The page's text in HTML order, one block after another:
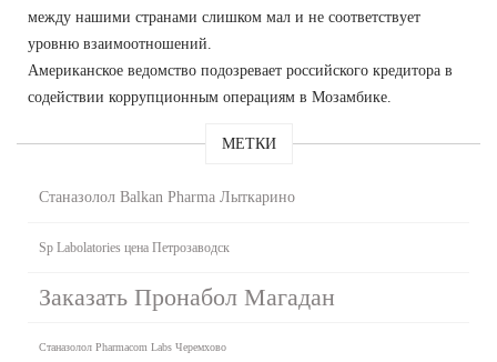
между нашими странами слишком мал и не соответствует
уровню взаимоотношений.
Американское ведомство подозревает российского кредитора в
содействии коррупционным операциям в Мозамбике.
МЕТКИ
Станазолол Balkan Pharma Лыткарино
Sp Labolatories цена Петрозаводск
Заказать Пронабол Магадан
Станазолол Pharmacom Labs Черемхово